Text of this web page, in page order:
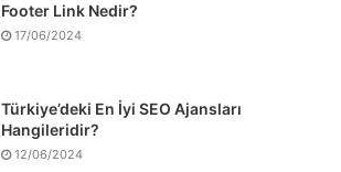
Footer Link Nedir?
17/06/2024
Türkiye’deki En İyi SEO Ajansları
Hangileridir?
12/06/2024